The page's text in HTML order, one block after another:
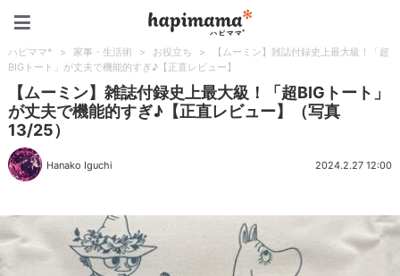
ハピママ* > 家事・生活術 > お役立ち >
【ムーミン】雑誌付録史上最大級！「超
BIGトート」が丈夫で機能的すぎ♪【正直レビュー】
【ムーミン】雑誌付録史上最大級！「超BIGトート」
が丈夫で機能的すぎ♪【正直レビュー】（写真
13/25）
Hanako Iguchi 2024.2.27 12:00